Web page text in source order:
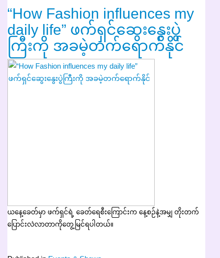
“How Fashion influences my
daily life” ဖက်ရှင်ဆွေးနွေးပွဲ
ကြီးကို အခမဲ့တက်ရောက်နိုင်
ယနေ့ခေတ်မှာ ဖက်ရှင်ရဲ့ ခေတ်ရေစီးကြောင်းက နေ့စဉ်နဲ့အမျှ တိုးတက်
ပြောင်းလဲလာတာကိုတွေ့မြင်ရပါတယ်။